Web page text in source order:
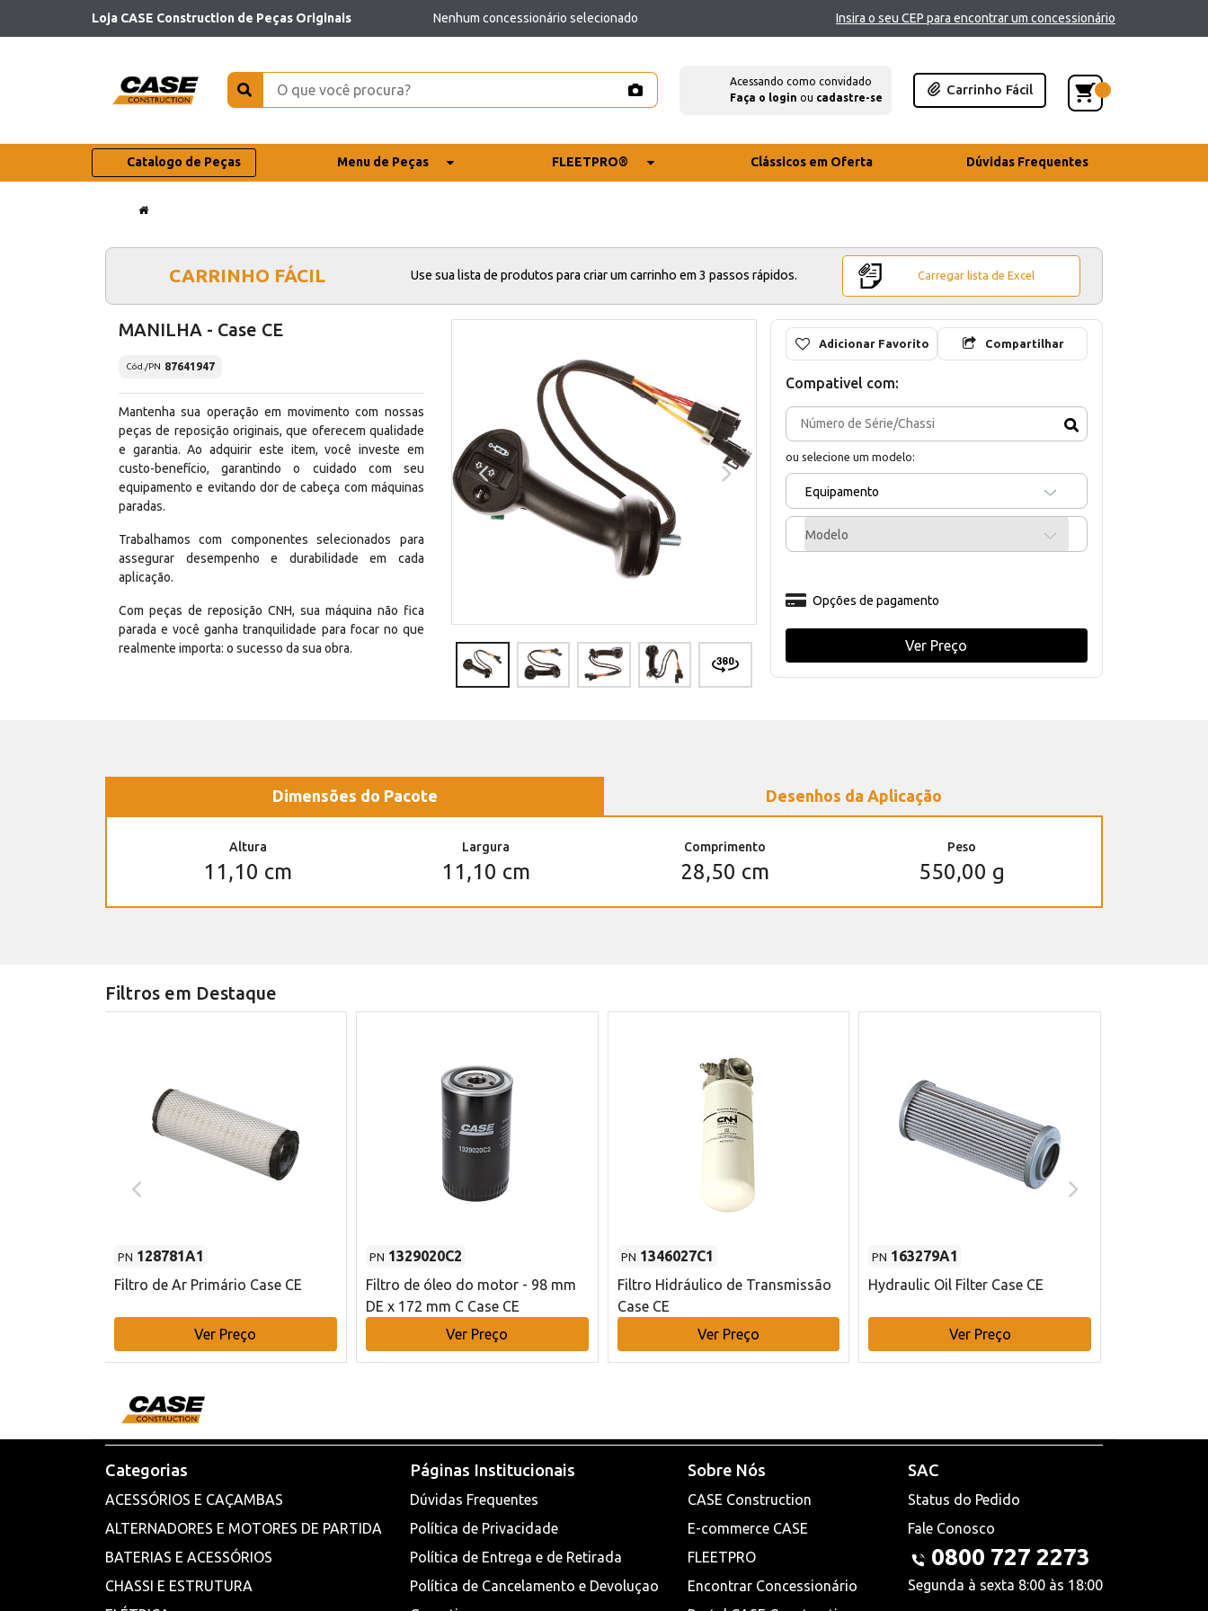
Loja CASE Construction de Peças Originais Nenhum concessionário selecionado Insira o seu CEP para encontrar um concessionário
Acessando como convidado
Faça o login ou cadastre-se
Carrinho Fácil
Catalogo de Peças Menu de Peças FLEETPRO® Clássicos em Oferta Dúvidas Frequentes
CARRINHO FÁCIL Use sua lista de produtos para criar um carrinho em 3 passos rápidos. Carregar lista de Excel
MANILHA - Case CE
Cód./PN 87641947
Mantenha sua operação em movimento com nossas
peças de reposição originais, que oferecem qualidade
e garantia. Ao adquirir este item, você investe em
custo-benefício, garantindo o cuidado com seu
equipamento e evitando dor de cabeça com máquinas
paradas.
Trabalhamos com componentes selecionados para
assegurar desempenho e durabilidade em cada
aplicação.
Com peças de reposição CNH, sua máquina não fica
parada e você ganha tranquilidade para focar no que
realmente importa: o sucesso da sua obra.
Adicionar Favorito Compartilhar
Compativel com:
ou selecione um modelo:
Equipamento
Modelo
Opções de pagamento
Ver Preço
Dimensões do Pacote Desenhos da Aplicação
Altura
11,10 cm
Largura
11,10 cm
Comprimento
28,50 cm
Peso
550,00 g
Filtros em Destaque
PN 128781A1
Filtro de Ar Primário Case CE
Ver Preço
PN 1329020C2
Filtro de óleo do motor - 98 mm
DE x 172 mm C Case CE
Ver Preço
PN 1346027C1
Filtro Hidráulico de Transmissão
Case CE
Ver Preço
PN 163279A1
Hydraulic Oil Filter Case CE
Ver Preço
Categorias
ACESSÓRIOS E CAÇAMBAS
ALTERNADORES E MOTORES DE PARTIDA
BATERIAS E ACESSÓRIOS
CHASSI E ESTRUTURA
Páginas Institucionais
Dúvidas Frequentes
Política de Privacidade
Política de Entrega e de Retirada
Política de Cancelamento e Devoluçao
Sobre Nós
CASE Construction
E-commerce CASE
FLEETPRO
Encontrar Concessionário
SAC
Status do Pedido
Fale Conosco
0800 727 2273
Segunda à sexta 8:00 às 18:00